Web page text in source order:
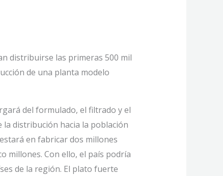
distribuirse las primeras 500 mil
de una planta modelo
del formulado, el filtrado y el
la distribución hacia la población
en fabricar dos millones
millones. Con ello, el país podría
de la región. El plato fuerte